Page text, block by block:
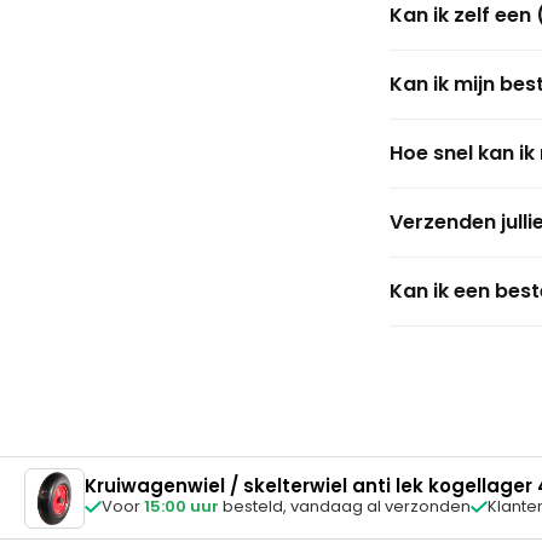
zo uit: 4.10/3.50-
je graag
Kan ik zelf
basisgereedschap
maar over het
Kan ik mijn
link. Zo kun je op
Hoe snel kan
je pakket in de
Verzenden
Neem dan even
Kan ik een
Kruiwagenwiel / skelterwiel anti lek kogellager
Voor15:00 uur besteld, vandaag al verzonden